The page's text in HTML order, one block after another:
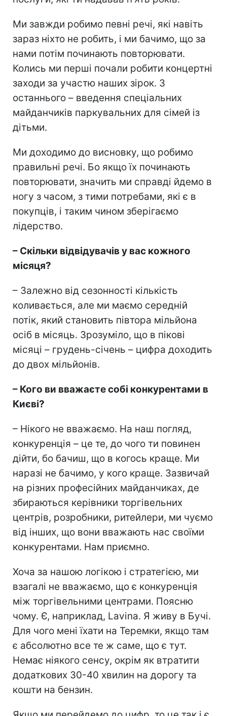
Ми завжди робимо певні речі, які навіть
зараз ніхто не робить, і ми бачимо, що за
нами потім починають повторювати.
Колись ми перші почали робити концертні
заходи за участю наших зірок. З
останнього – введення спеціальних
майданчиків паркувальних для сімей із
дітьми.
Ми доходимо до висновку, що робимо
правильні речі. Бо якщо їх починають
повторювати, значить ми справді йдемо в
ногу з часом, з тими потребами, які є в
покупців, і таким чином зберігаємо
лідерство.
– Скільки відвідувачів у вас кожного
місяця?
– Залежно від сезонності кількість
коливається, але ми маємо середній
потік, який становить півтора мільйона
осіб в місяць. Зрозуміло, що в пікові
місяці – грудень-січень – цифра доходить
до двох мільйонів.
– Кого ви вважаєте собі конкурентами в
Києві?
– Нікого не вважаємо. На наш погляд,
конкуренція – це те, до чого ти повинен
дійти, бо бачиш, що в когось краще. Ми
наразі не бачимо, у кого краще. Зазвичай
на різних професійних майданчиках, де
збираються керівники торгівельних
центрів, розробники, ритейлери, ми чуємо
від інших, що вони вважають нас своїми
конкурентами. Нам приємно.
Хоча за нашою логікою і стратегією, ми
взагалі не вважаємо, що є конкуренція
між торгівельними центрами. Поясню
чому. Є, наприклад, Lavina. Я живу в Бучі.
Для чого мені їхати на Теремки, якщо там
є абсолютно все те ж саме, що є тут.
Немає ніякого сенсу, окрім як втратити
додаткових 30-40 хвилин на дорогу та
кошти на бензин.